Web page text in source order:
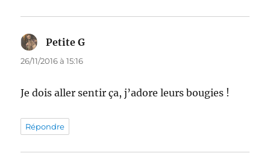
Petite G
26/11/2016 à 15:16
Je dois aller sentir ça, j’adore leurs bougies !
Répondre